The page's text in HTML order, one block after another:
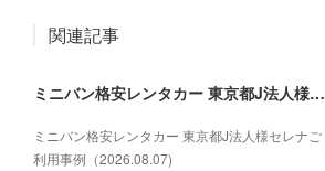
関連記事
ミニバン格安レンタカー 東京都J法人様セレナご利用事例（2026.08.07)
ミニバン格安レンタカー 東京都J法人様セレナご
利用事例（2026.08.07)